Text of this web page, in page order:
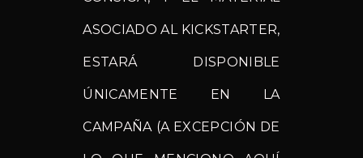
ASOCIADO AL KICKSTARTER,
ESTARÁ DISPONIBLE
ÚNICAMENTE EN LA
CAMPAÑA (A EXCEPCIÓN DE